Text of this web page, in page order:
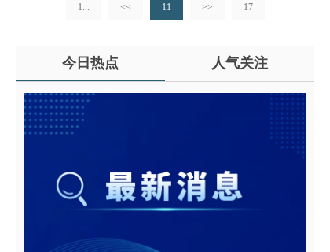
1... << 11 >> 17
今日热点 人气关注